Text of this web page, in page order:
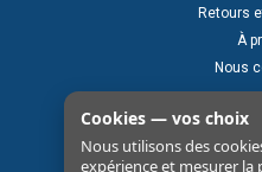
Retours
À
Nous
Cookies — vos choix
Nous utilisons des
expérience et mesurer la